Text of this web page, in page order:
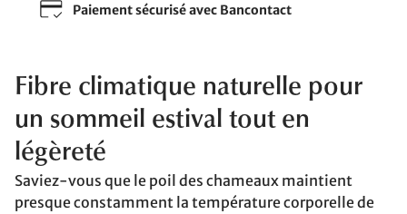
Paiement sécurisé avec Bancontact
Fibre climatique naturelle pour
un sommeil estival tout en
légèreté
Saviez-vous que le poil des chameaux maintient
presque constamment la température corporelle de